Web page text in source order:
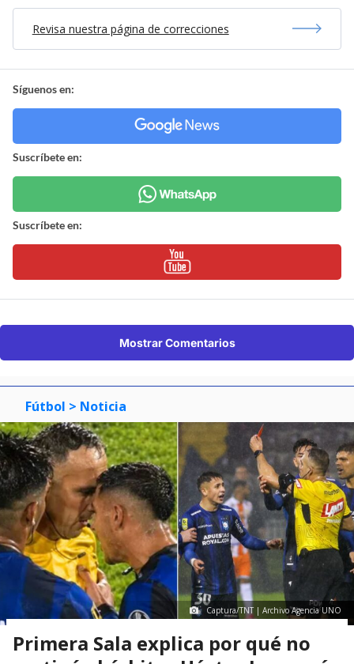
Revisa nuestra página de correcciones
Síguenos en:
Suscríbete en:
Suscríbete en:
Mostrar Comentarios
Fútbol > Noticia
Captura/TNT | Archivo Agencia UNO
Primera Sala explica por qué no